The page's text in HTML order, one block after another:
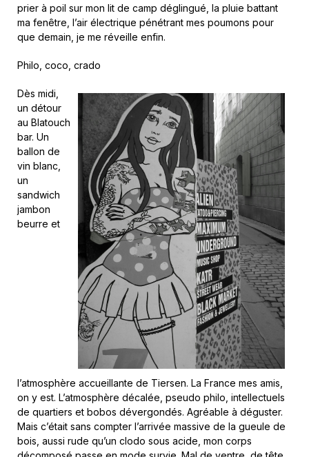
prier à poil sur mon lit de camp déglingué, la pluie battant
ma fenêtre, l’air électrique pénétrant mes poumons pour
que demain, je me réveille enfin.
Philo, coco, crado
Dès midi,
un détour
au Blatouch
bar. Un
ballon de
vin blanc,
un
sandwich
jambon
beurre et
l’atmosphère accueillante de Tiersen. La France mes amis,
on y est. L’atmosphère décalée, pseudo philo, intellectuels
de quartiers et bobos dévergondés. Agréable à déguster.
Mais c’était sans compter l’arrivée massive de la gueule de
bois, aussi rude qu’un clodo sous acide, mon corps